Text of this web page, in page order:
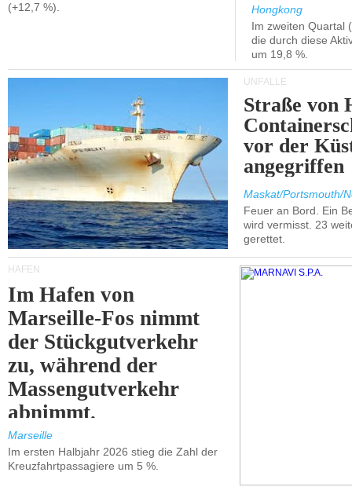
(+12,7 %).
Hongkong
Im zweiten Quartal
die durch diese
um 19,8 %.
UNFÄLLE
Straße von
vor der
angegriffen
Maskat/Portsmouth/
Feuer an Bord. Ein
wird vermisst. 23
gerettet.
HÄFEN
Im Hafen von
Marseille-Fos nimmt
der Stückgutverkehr
zu, während der
Massengutverkehr
abnimmt.
Marseille
Im ersten Halbjahr 2026 stieg die Zahl der
Kreuzfahrtpassagiere um 5 %.